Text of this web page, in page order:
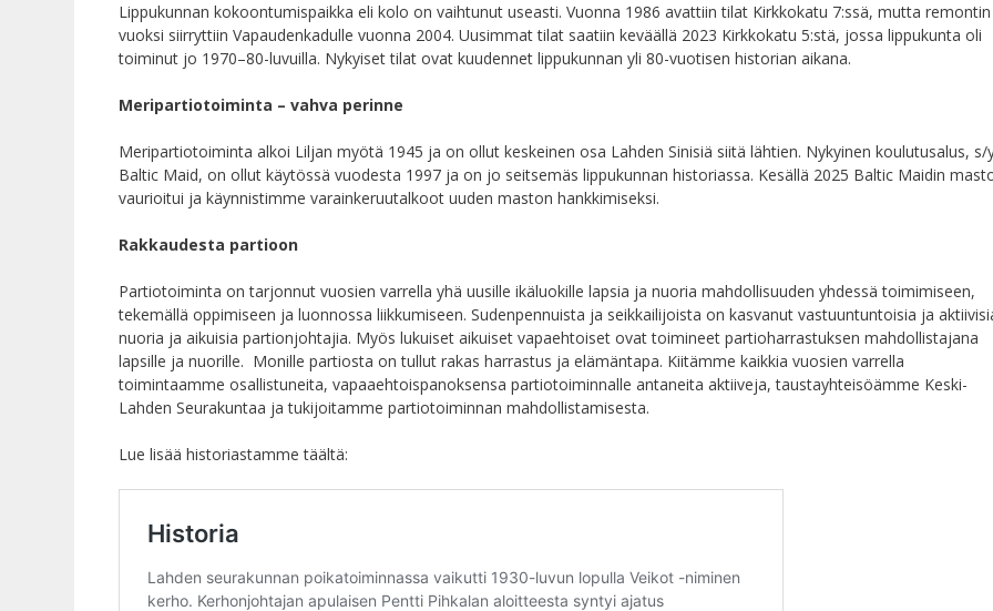
Lippukunnan kokoontumispaikka eli kolo on vaihtunut useasti. Vuonna 1986 avattiin tilat Kirkkokatu 7:ssä, mutta remontin
vuoksi siirryttiin Vapaudenkadulle vuonna 2004. Uusimmat tilat saatiin keväällä 2023 Kirkkokatu 5:stä, jossa lippukunta oli
toiminut jo 1970–80-luvuilla. Nykyiset tilat ovat kuudennet lippukunnan yli 80-vuotisen historian aikana.
Meripartiotoiminta – vahva perinne
Meripartiotoiminta alkoi Liljan myötä 1945 ja on ollut keskeinen osa Lahden Sinisiä siitä lähtien. Nykyinen koulutusalus, s/
Baltic Maid, on ollut käytössä vuodesta 1997 ja on jo seitsemäs lippukunnan historiassa. Kesällä 2025 Baltic Maidin
vaurioitui ja käynnistimme varainkeruutalkoot uuden maston hankkimiseksi.
Rakkaudesta partioon
Partiotoiminta on tarjonnut vuosien varrella yhä uusille ikäluokille lapsia ja nuoria mahdollisuuden yhdessä toimimiseen,
tekemällä oppimiseen ja luonnossa liikkumiseen. Sudenpennuista ja seikkailijoista on kasvanut vastuuntuntoisia ja
nuoria ja aikuisia partionjohtajia. Myös lukuiset aikuiset vapaehtoiset ovat toimineet partioharrastuksen mahdollistajana
lapsille ja nuorille. Monille partiosta on tullut rakas harrastus ja elämäntapa. Kiitämme kaikkia vuosien varrella
toimintaamme osallistuneita, vapaaehtoispanoksensa partiotoiminnalle antaneita aktiiveja, taustayhteisöämme Keski-
Lahden Seurakuntaa ja tukijoitamme partiotoiminnan mahdollistamisesta.
Lue lisää historiastamme täältä: